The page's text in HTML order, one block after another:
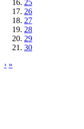
25
26
27
28
29
30
› »